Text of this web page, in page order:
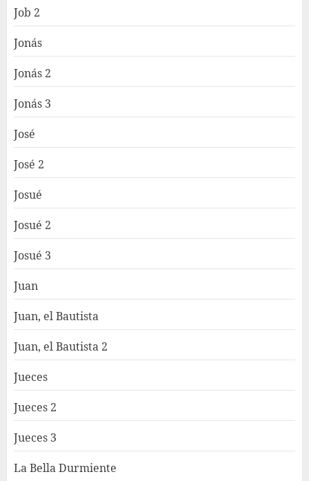
Job 2
Jonás
Jonás 2
Jonás 3
José
José 2
Josué
Josué 2
Josué 3
Juan
Juan, el Bautista
Juan, el Bautista 2
Jueces
Jueces 2
Jueces 3
La Bella Durmiente